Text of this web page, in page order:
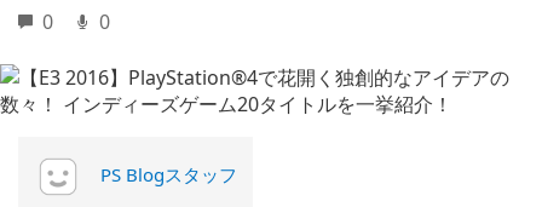
0 0
PS Blogスタッフ